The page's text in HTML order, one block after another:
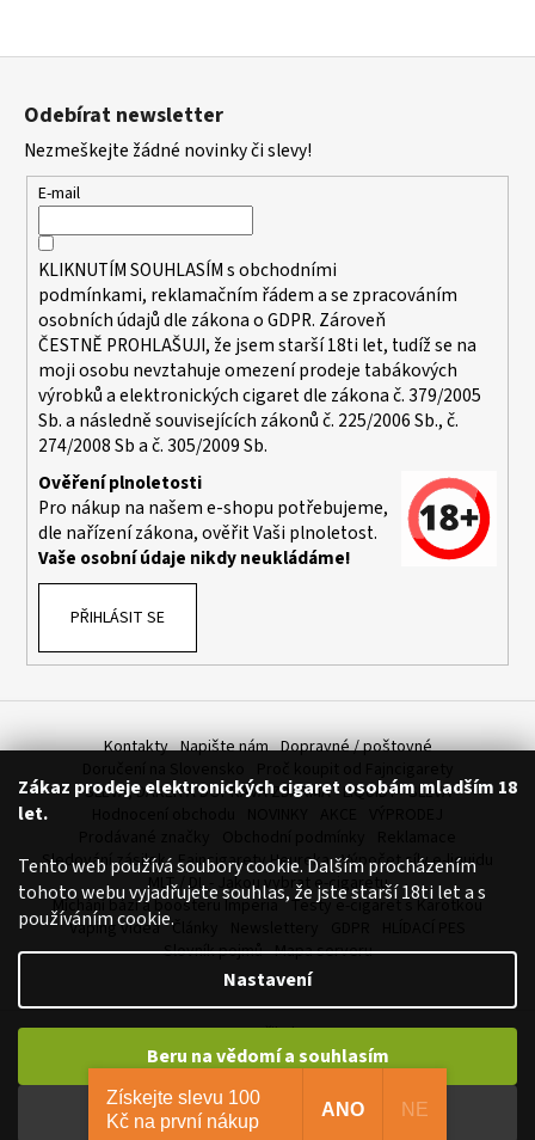
Zákaz prodeje elektronických cigaret osobám mladším 18
let.
Tento web používá soubory cookie. Dalším procházením
tohoto webu vyjadřujete souhlas, že jste starší 18ti let a s
používáním cookie.
Nastavení
Beru na vědomí a nesouhlasím
Beru na vědomí a souhlasím
Z
Odebírat newsletter
Nezmeškejte žádné novinky či slevy!
E-mail
KLIKNUTÍM SOUHLASÍM sobchodními
podmínkami, reklamačním řádem a se zpracováním
osobních údajů dle zákona oGDPR. Zároveň
ČESTNĚ PROHLAŠUJI, že jsem starší 18ti let, tudíž se na
moji osobu nevztahuje omezení prodeje tabákových
výrobků a elektronických cigaret dle zákona č. 379/2005
Sb. a následně souvisejících zákonů č. 225/2006 Sb., č.
274/2008 Sb a č. 305/2009 Sb.
Ověření plnoletosti
Pro nákup na našem e-shopu potřebujeme,
dle nařízení zákona, ověřit Vaši plnoletost.
Vaše osobní údaje nikdy neukládáme!
PŘIHLÁSIT SE
Kontakty Napište nám Dopravné / poštovné
SLEVA, DÁREK A DOPRAVA ZDARMA
LIQUIDY - SLEVA
Sledování zásilek Fajncigarety Heureka
Výpočet síly e-liquidu
MLT / DL - Jakou vybrat e-cigaretu
Míchání bází a boosteru Imperia
Testy e-cigaret s Karotkou
Vaping videa Články
Slovník pojmů Mapa serveru
Vytvořil Shoptet
Copyright 2026FajnCigarety.cz - Elektronické cigarety za fajn
ceny
. Všechna práva vyhrazena. Upravit nastavení cookies
Získejte slevu 100
Kč na první nákup
ANO NE